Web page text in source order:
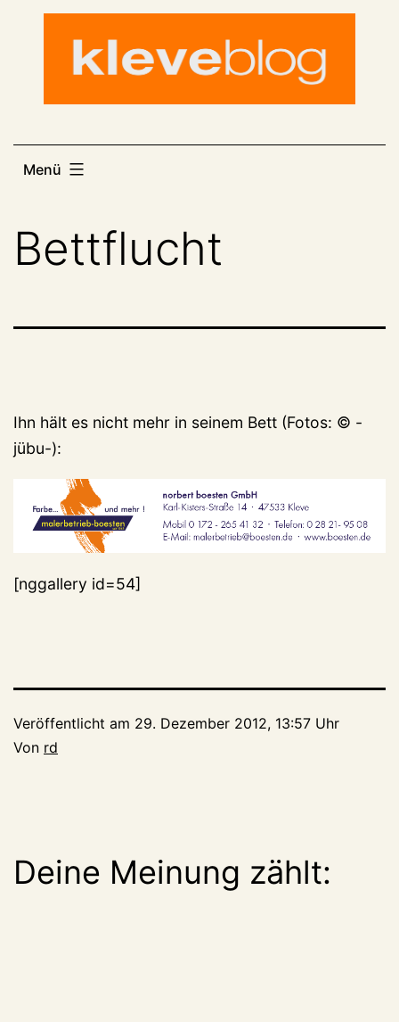
Menü
Bettflucht
Ihn hält es nicht mehr in seinem Bett (Fotos: © -
jübu-):
[nggallery id=54]
Veröffentlicht am 29. Dezember 2012, 13:57 Uhr
Von rd
Deine Meinung zählt: